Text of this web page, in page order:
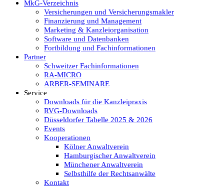
MkG-Verzeichnis
Versicherungen und Versicherungsmakler
Finanzierung und Management
Marketing & Kanzleiorganisation
Software und Datenbanken
Fortbildung und Fachinformationen
Partner
Schweitzer Fachinformationen
RA-MICRO
ARBER-SEMINARE
Service
Downloads für die Kanzleipraxis
RVG-Downloads
Düsseldorfer Tabelle 2025 & 2026
Events
Kooperationen
Kölner Anwaltverein
Hamburgischer Anwaltverein
Münchener Anwaltverein
Selbsthilfe der Rechtsanwälte
Kontakt